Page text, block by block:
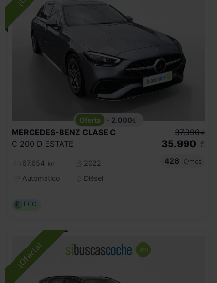
- 2.000€
MERCEDES-BENZ CLASE C
C 200 D ESTATE
67.654 km
2022
Automático
Diésel
37.990 €
35.990 €
428
€/mes
ECO